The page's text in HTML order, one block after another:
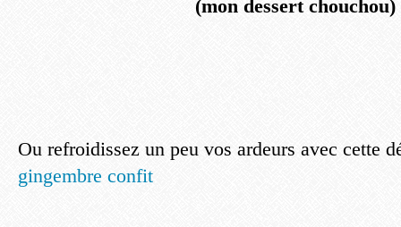
(mon dessert chouchou)
Ou refroidissez un peu vos ardeurs avec cette
gingembre confit